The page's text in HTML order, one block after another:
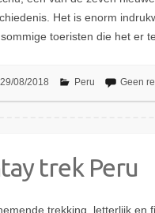
Het is enorm
toeristen die het er
29/08/2018 Peru Geen
trek Peru
trekking, letterlijk en